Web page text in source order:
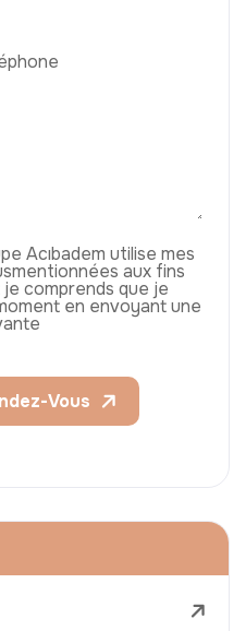
Acıbadem utilise mes
aux fins
comprends que je
en envoyant une
Vous